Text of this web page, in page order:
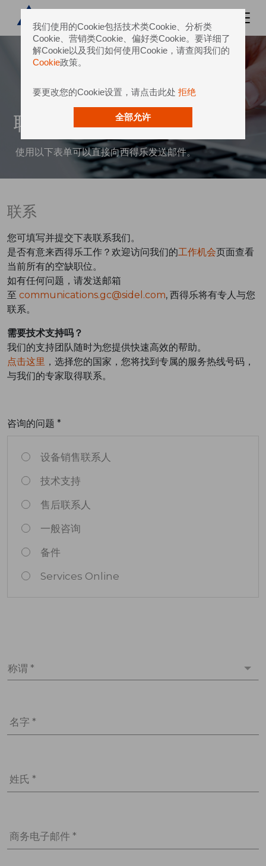
我们使用的Cookie包括技术类Cookie、分析类
Cookie、营销类Cookie、偏好类Cookie。要详细了
解Cookie以及我们如何使用Cookie，请查阅我们的
Cookie政策。
要更改您的Cookie设置，请点击此处 拒绝
全部允许
联系我们
使用以下表单可以直接向西得乐发送邮件。
联系
您可填写并提交下表联系我们。
是否有意来西得乐工作？欢迎访问我们的工作机会页面查看
当前所有的空缺职位。
如有任何问题，请发送邮箱
至 communications.gc@sidel.com, 西得乐将有专人与您
联系。
需要技术支持吗？
我们的支持团队随时为您提供快速高效的帮助。
点击这里 ，选择您的国家，您将找到专属的服务热线号码，
与我们的专家取得联系。
咨询的问题 *
设备销售联系人
技术支持
售后联系人
一般咨询
备件
Services Online
称谓 *
名字 *
姓氏 *
商务电子邮件 *